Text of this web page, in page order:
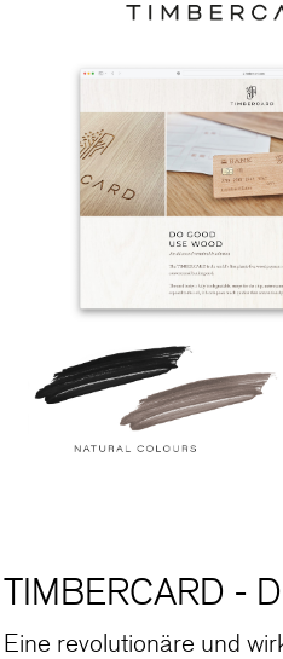
TIMBERCARD -
Eine revolutionäre und